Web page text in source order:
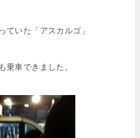
ていた「アスカルゴ」
乗車できました。